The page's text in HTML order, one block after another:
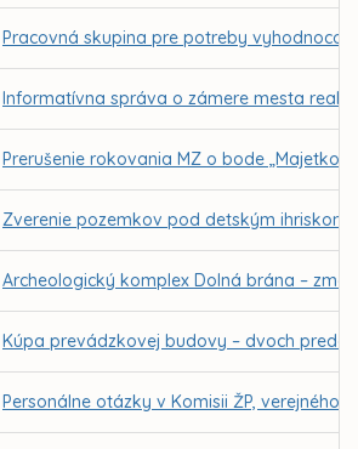
Pracovná skupina pre potreby
Informatívna správa o zámere mesta
Prerušenie rokovania MZ o bode
Zverenie pozemkov pod detským ihriskom
Archeologický komplex Dolná brána –
Kúpa prevádzkovej budovy – dvoch
Personálne otázky v Komisii ŽP, verejného